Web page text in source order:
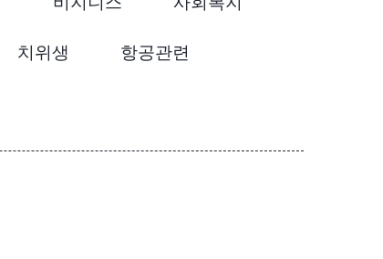
치위생 항공관련